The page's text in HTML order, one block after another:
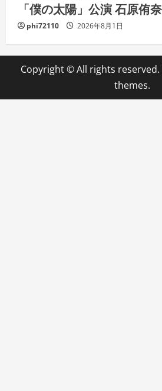
「僕の太陽」公演 石原侑
phi72110 2026年8月1日
Copyright © All rights reserved.
themes.